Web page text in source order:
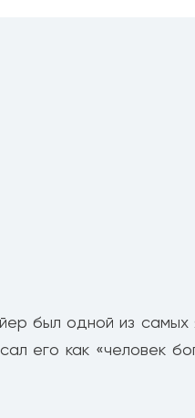
был одной из самых
его как «человек